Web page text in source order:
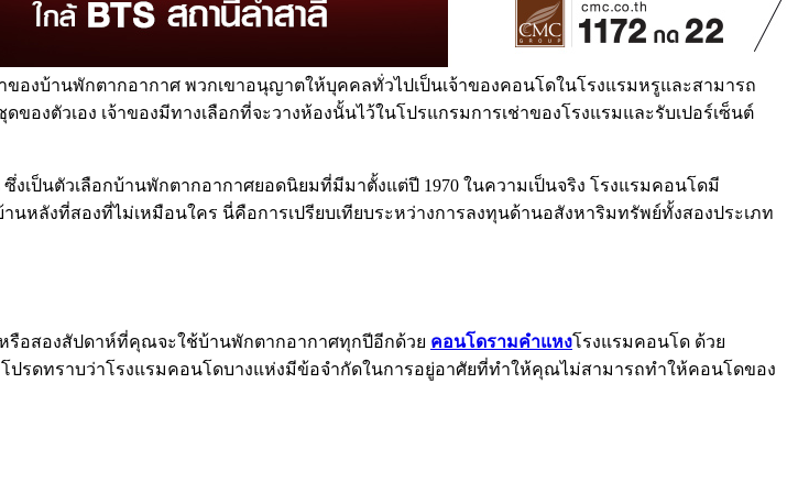
องบ้านพักตากอากาศ พวกเขาอนุญาตให้บุคคลทั่วไปเป็นเจ้าของคอนโดในโรงแรมหรูและสามารถ
ดของตัวเอง เจ้าของมีทางเลือกที่จะวางห้องนั้นไว้ในโปรแกรมการเช่าของโรงแรมและรับเปอร์เซ็นต์
งเป็นตัวเลือกบ้านพักตากอากาศยอดนิยมที่มีมาตั้งแต่ปี 1970 ในความเป็นจริง โรงแรมคอนโดมี
ลังที่สองที่ไม่เหมือนใคร นี่คือการเปรียบเทียบระหว่างการลงทุนด้านอสังหาริมทรัพย์ทั้งสองประเภท
หรือสองสัปดาห์ที่คุณจะใช้บ้านพักตากอากาศทุกปีอีกด้วย คอนโดรามคำแหงโรงแรมคอนโด ด้วย
รดทราบว่าโรงแรมคอนโดบางแห่งมีข้อจำกัดในการอยู่อาศัยที่ทำให้คุณไม่สามารถทำให้คอนโดของ